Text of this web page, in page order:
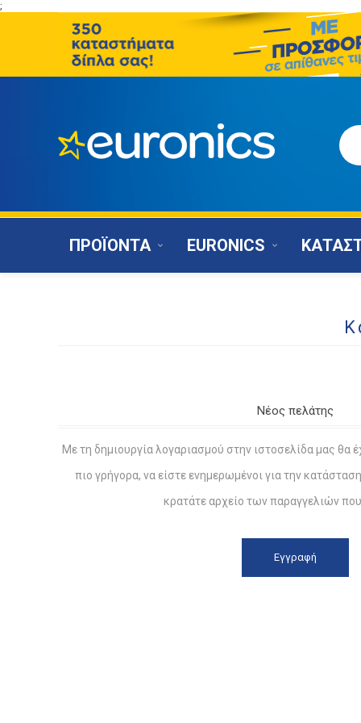
;
ΠΡΟΪΟΝΤΑ EURONICS
Νέος πελάτης
Με τη δημιουργία λογαριασμού στην ιστοσελίδα μας θα
πιο γρήγορα, να είστε ενημερωμένοι για την
κρατάτε αρχείο των παραγγελιών που